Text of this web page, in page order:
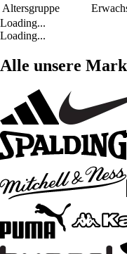
Altersgruppe
Loading...
Loading...
Alle unsere